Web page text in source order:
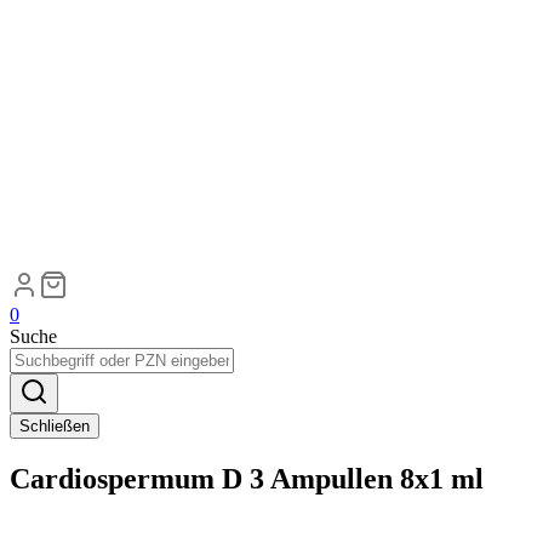
0
Suche
Schließen
Cardiospermum D 3 Ampullen 8x1 ml